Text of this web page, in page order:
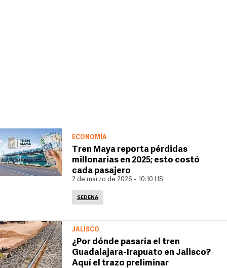
ECONOMÍA
Tren Maya reporta pérdidas
millonarias en 2025; esto costó
cada pasajero
2 de marzo de 2026 - 10:10 HS
SEDENA
JALISCO
¿Por dónde pasaría el tren
Guadalajara-Irapuato en Jalisco?
Aquí el trazo preliminar